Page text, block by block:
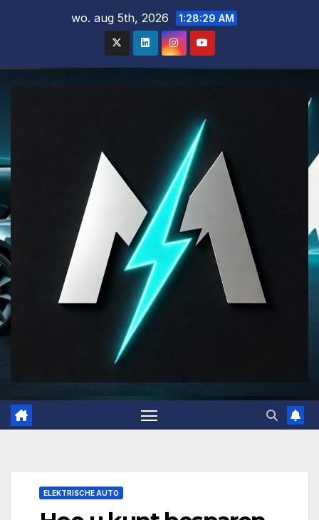
wo. aug 5th, 2026 1:28:30 AM
ELEKTRISCHE AUTO